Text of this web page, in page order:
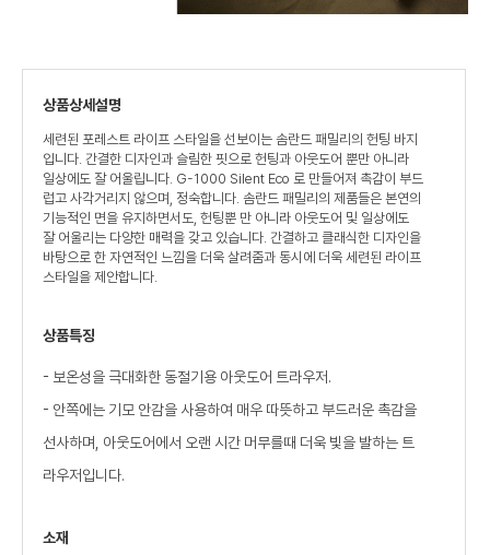
상품상세설명
세련된 포레스트 라이프 스타일을 선보이는 솜란드 패밀리의 헌팅 바지
입니다. 간결한 디자인과 슬림한 핏으로 헌팅과 아웃도어 뿐만 아니라
일상에도 잘 어울립니다. G-1000 Silent Eco 로 만들어져 촉감이 부드
럽고 사각거리지 않으며, 정숙합니다. 솜란드 패밀리의 제품들은 본연의
기능적인 면을 유지하면서도, 헌팅뿐 만 아니라 아웃도어 및 일상에도
잘 어울리는 다양한 매력을 갖고 있습니다. 간결하고 클래식한 디자인을
바탕으로 한 자연적인 느낌을 더욱 살려줌과 동시에 더욱 세련된 라이프
스타일을 제안합니다.
상품특징
- 보온성을 극대화한 동절기용 아웃도어 트라우저.
- 안쪽에는 기모 안감을 사용하여 매우 따뜻하고 부드러운 촉감을
선사하며, 아웃도어에서 오랜 시간 머무를때 더욱 빛을 발하는 트
라우저입니다.
소재